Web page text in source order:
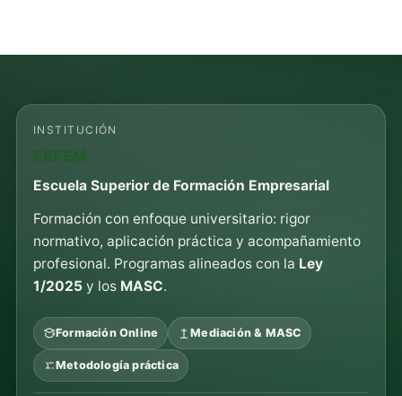
INSTITUCIÓN
ESFEM
Escuela Superior de Formación Empresarial
Formación con enfoque universitario: rigor
normativo, aplicación práctica y acompañamiento
profesional. Programas alineados con la Ley
1/2025 y los MASC.
Formación Online Mediación & MASC
Metodología práctica